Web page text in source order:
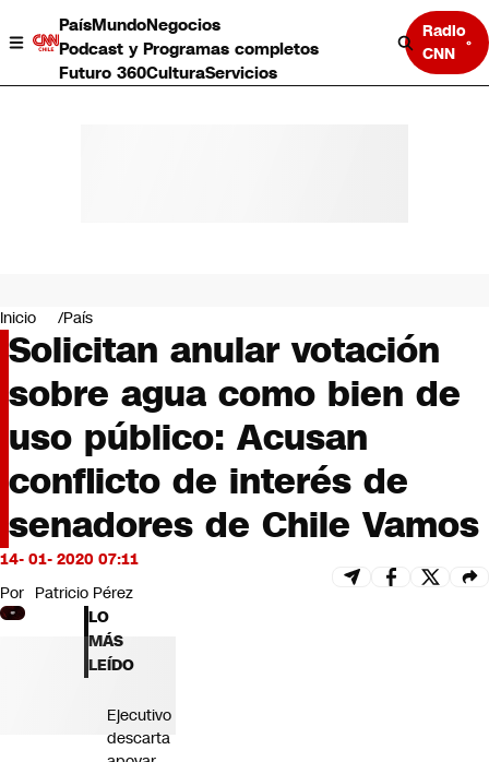
PaísMundoNegocios
Podcast y Programas completos
Futuro 360CulturaServicios
Radio
CNN
Negocios
Deportes
Programas completos
Cultura
Servicios
Bits
CNN Data
CNN tiempo
Opinión
Inicio País
Solicitan anular votación
sobre agua como bien de
uso público: Acusan
conflicto de interés de
senadores de Chile Vamos
14- 01- 2020 07:11
Por Patricio Pérez
LO
MÁS
LEÍDO
Ejecutivo
descarta